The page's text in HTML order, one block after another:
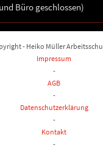
Büro geschlossen)
- Heiko Müller
Impressum
-
AGB
-
Datenschutzerklärung
-
Kontakt
-